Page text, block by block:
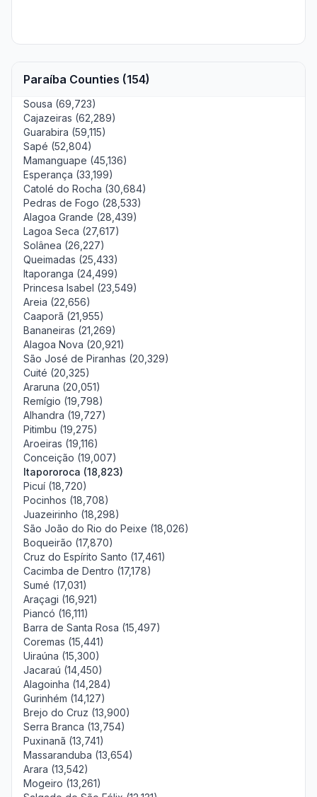
Paraíba Counties (154)
Sousa (69,723)
Cajazeiras (62,289)
Guarabira (59,115)
Sapé (52,804)
Mamanguape (45,136)
Esperança (33,199)
Catolé do Rocha (30,684)
Pedras de Fogo (28,533)
Alagoa Grande (28,439)
Lagoa Seca (27,617)
Solânea (26,227)
Queimadas (25,433)
Itaporanga (24,499)
Princesa Isabel (23,549)
Areia (22,656)
Caaporã (21,955)
Bananeiras (21,269)
Alagoa Nova (20,921)
São José de Piranhas (20,329)
Cuité (20,325)
Araruna (20,051)
Remígio (19,798)
Alhandra (19,727)
Pitimbu (19,275)
Aroeiras (19,116)
Conceição (19,007)
Itapororoca (18,823)
Picuí (18,720)
Pocinhos (18,708)
Juazeirinho (18,298)
São João do Rio do Peixe (18,026)
Boqueirão (17,870)
Cruz do Espírito Santo (17,461)
Cacimba de Dentro (17,178)
Sumé (17,031)
Araçagi (16,921)
Piancó (16,111)
Barra de Santa Rosa (15,497)
Coremas (15,441)
Uiraúna (15,300)
Jacaraú (14,450)
Alagoinha (14,284)
Gurinhém (14,127)
Brejo do Cruz (13,900)
Serra Branca (13,754)
Puxinanã (13,741)
Massaranduba (13,654)
Arara (13,542)
Mogeiro (13,261)